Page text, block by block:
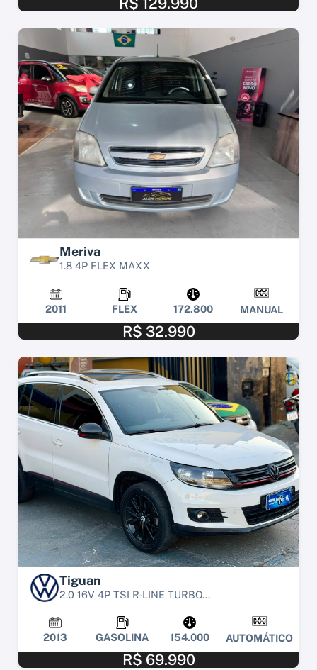
Meriva
1.8 4P FLEX MAXX
2011 FLEX 172.800 MANUAL
R$ 32.990
Tiguan
2.0 16V 4P TSI R-LINE TURBO...
2013 GASOLINA 154.000 AUTOMÁTICO
R$ 69.990